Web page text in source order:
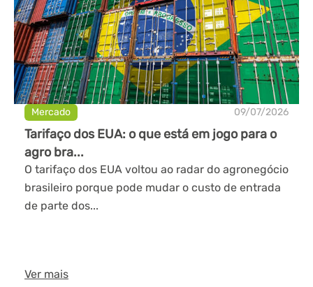
Mercado 09/07/2026
Tarifaço dos EUA: o que está em jogo para o
agro bra...
O tarifaço dos EUA voltou ao radar do agronegócio
brasileiro porque pode mudar o custo de entrada
de parte dos...
Ver mais